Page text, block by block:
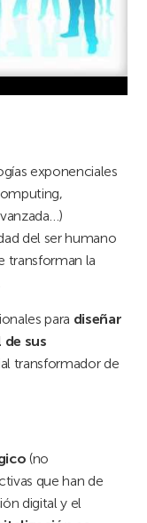
exponenciales
del ser humano
transforman la
para diseñar
sus
transformador de
(no
que han de
digital y el